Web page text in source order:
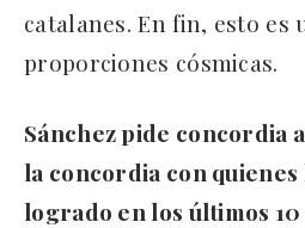
catalanes. En fin, esto es
proporciones cósmicas.
Sánchez pide concordia
la concordia con quienes
logrado en los últimos 10